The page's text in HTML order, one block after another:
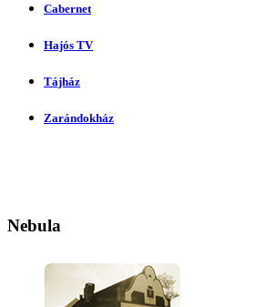
Cabernet
Hajós TV
Tájház
Zarándokház
Nebula